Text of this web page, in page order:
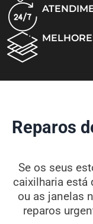
Reparos
Se os seus
caixilharia está
ou as janelas
reparos